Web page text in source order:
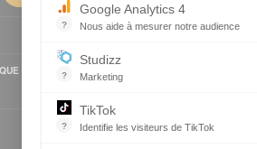
?
Google Analytics 4
Nous aide à mesurer notre audience
?
Studizz
Marketing
?
TikTok
Identifie les visiteurs de TikTok
DE CONFIDENTIALITÉ